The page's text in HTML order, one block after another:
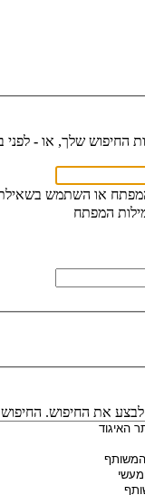
החיפוש שלך, או - לפני
או השתמש
המפתח
לבצע את החיפוש.